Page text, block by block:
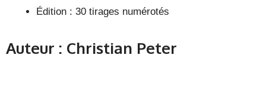
Édition : 30 tirages numérotés
Auteur : Christian Peter